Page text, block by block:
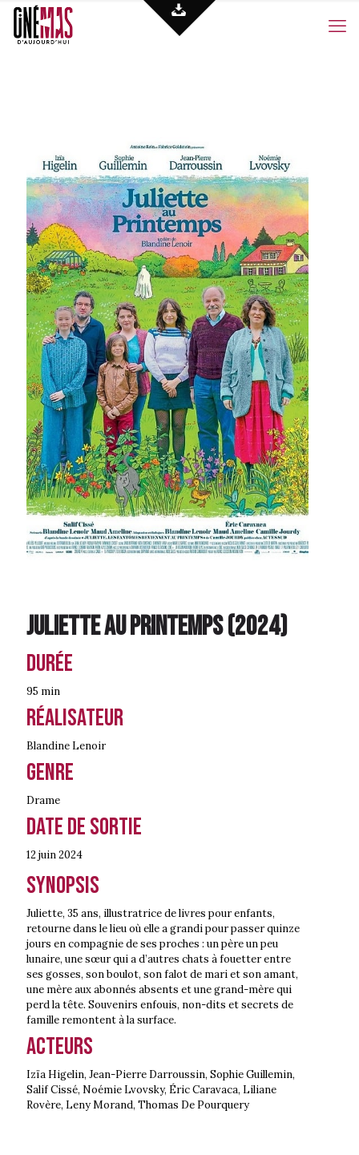
Juliette Au Printemps(2024)
Durée
95 min
Réalisateur
Blandine Lenoir
Genre
Drame
Date de sortie
12 juin2024
Synopsis
Juliette, 35 ans, illustratrice de livres pour enfants,
retourne dans le lieu où elle a grandi pour passer quinze
jours en compagnie de ses proches : un père un peu
lunaire, une sœur qui a d’autres chats à fouetter entre
ses gosses, son boulot, son falot de mari et son amant,
une mère aux abonnés absents et une grand-mère qui
perd la tête. Souvenirs enfouis, non-dits et secrets de
famille remontent à la surface.
Acteurs
Izïa Higelin, Jean-Pierre Darroussin, Sophie Guillemin,
Salif Cissé, Noémie Lvovsky, Éric Caravaca, Liliane
Rovère, Leny Morand, Thomas De Pourquery